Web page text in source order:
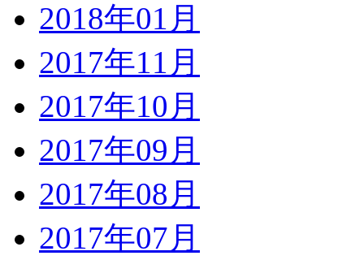
2018年01月
2017年11月
2017年10月
2017年09月
2017年08月
2017年07月